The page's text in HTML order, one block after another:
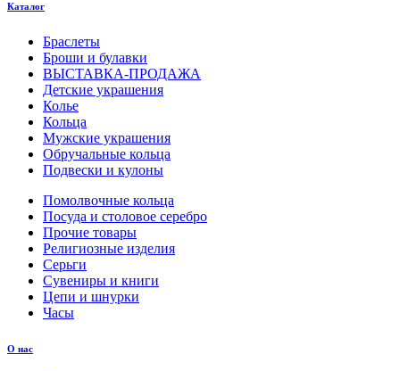
Каталог
Браслеты
Броши и булавки
ВЫСТАВКА-ПРОДАЖА
Детские украшения
Колье
Кольца
Мужские украшения
Обручальные кольца
Подвески и кулоны
Помолвочные кольца
Посуда и столовое серебро
Прочие товары
Религиозные изделия
Серьги
Сувениры и книги
Цепи и шнурки
Часы
О нас